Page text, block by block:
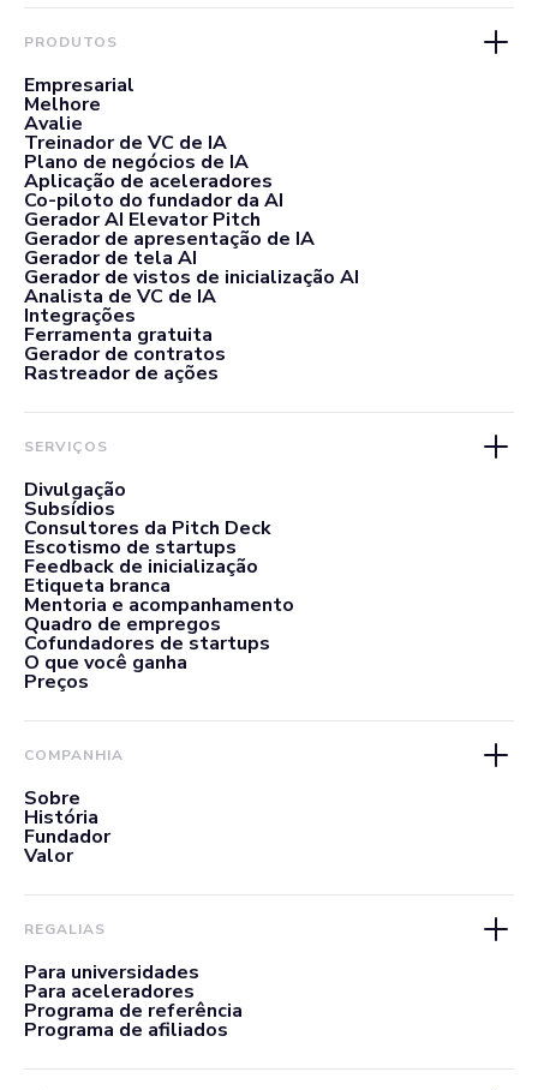
PRODUTOS
Empresarial
Melhore
Avalie
Treinador de VC de IA
Plano de negócios de IA
Aplicação de aceleradores
Co-piloto do fundador da AI
Gerador AI Elevator Pitch
Gerador de apresentação de IA
Gerador de tela AI
Gerador de vistos de inicialização AI
Analista de VC de IA
Integrações
Ferramenta gratuita
Gerador de contratos
Rastreador de ações
SERVIÇOS
Divulgação
Subsídios
Consultores da Pitch Deck
Escotismo de startups
Feedback de inicialização
Etiqueta branca
Mentoria e acompanhamento
Quadro de empregos
Cofundadores de startups
O que você ganha
Preços
COMPANHIA
Sobre
História
Fundador
Valor
REGALIAS
Para universidades
Para aceleradores
Programa de referência
Programa de afiliados